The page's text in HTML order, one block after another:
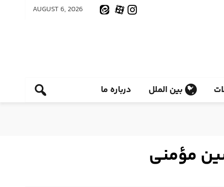
AUGUST 6, 2026
بین الملل درباره ما
مؤمنی